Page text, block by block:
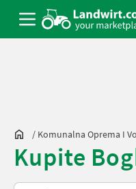
/ Komunalna Oprema I
Kupite
Tako se sortira na